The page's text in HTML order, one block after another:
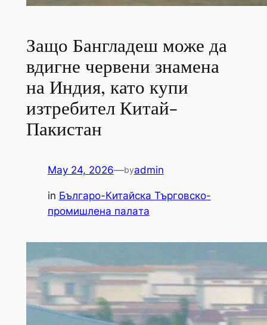
Защо Бангладеш може да
вдигне червени знамена
на Индия, като купи
изтребител Китай-
Пакистан
May 24, 2026—byadmin
in Българо-Китайска Търговско-
промишлена палaта